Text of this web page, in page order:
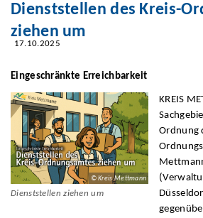
Dienststellen des Kreis-
ziehen um
17.10.2025
Eingeschränkte Erreichbarkeit
© Kreis Mettmann
Dienststellen ziehen um
KREIS
Ordnung